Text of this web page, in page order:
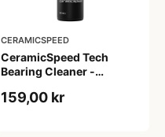
CERAMICSPEED
CeramicSpeed Tech
Bearing Cleaner -
159,00 kr